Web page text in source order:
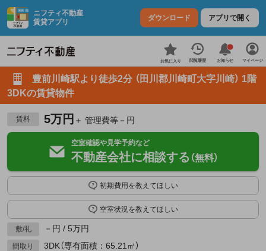
ニフティ不動産
賃貸アプリ
ダウンロード アプリで開く
お気に入り 閲覧履歴 お知らせ マイページ
豊前川崎駅より徒歩2分 （田川郡川崎町大字川崎） 1階
3DKの賃貸物件
賃料 5万円 ＋ 管理費等－円
空室確認や見学予約など
不動産会社に相談する （無料）
初期費用を教えてほしい
空室状況を教えてほしい
敷/礼 －円 / 5万円
間取り 3DK（専有面積：65.21㎡）